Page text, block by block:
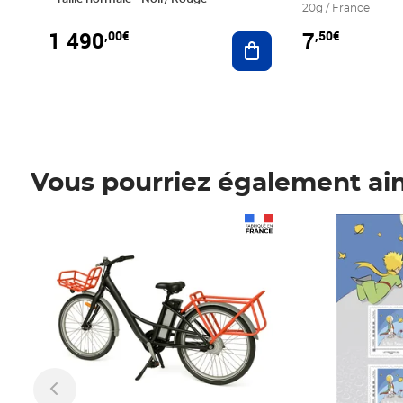
1 490,00€ Ajouter au panier
20g / France
7,50€
Vous pourriez également
Prix 7,50€